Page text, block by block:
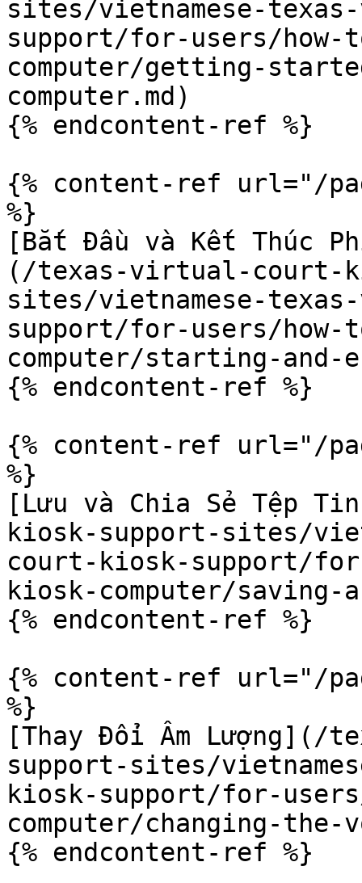
sites/vietnamese-
support/for-users/
computer/getting-
computer.md)
{% endcontent-ref %}
{% content-ref url="/
%}
[Bắt Đầu và Kết Thúc
(/texas-virtual-court-
sites/vietnamese-
support/for-users/
computer/starting-and-
{% endcontent-ref %}
{% content-ref url="/
%}
[Lưu và Chia Sẻ Tệp
kiosk-support-sites/
court-kiosk-support/
kiosk-computer/
{% endcontent-ref %}
{% content-ref url="/
%}
[Thay Đổi Âm
support-sites/
kiosk-support/for-
computer/changing-the-
{% endcontent-ref %}